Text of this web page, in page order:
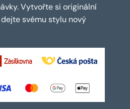
Vytvořte si originální
svému stylu nový